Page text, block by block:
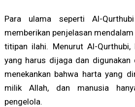
Para ulama seperti Al-
memberikan penjelasan
titipan ilahi. Menurut Al-Qurthubi,
yang harus dijaga dan digunakan
menekankan bahwa harta yang
milik Allah, dan manusia
pengelola.